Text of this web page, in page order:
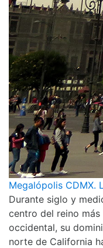
Megalópolis CDMX.
Durante siglo y
centro del reino
occidental, su
norte de California